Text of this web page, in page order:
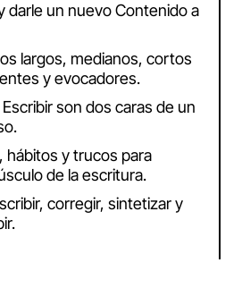
darle un nuevo Contenido a
largos, medianos, cortos
y evocadores.
son dos caras de un
hábitos y trucos para
de la escritura.
corregir, sintetizar y